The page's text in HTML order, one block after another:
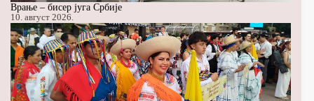
Врање – бисер југа Србије
10. август 2026.